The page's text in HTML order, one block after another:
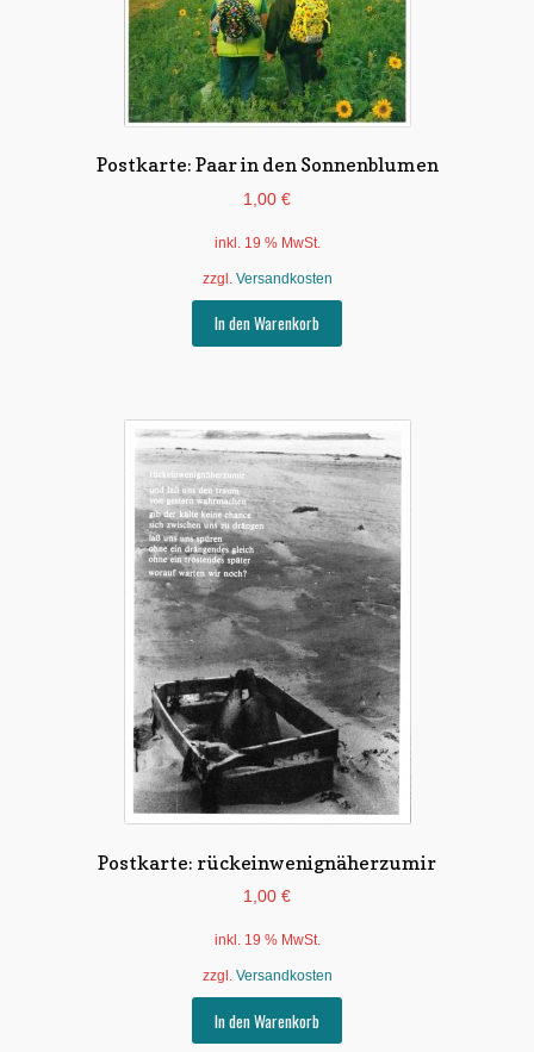
Postkarte: Paar in den Sonnenblumen
1,00 €
inkl. 19 % MwSt.
zzgl. Versandkosten
In den Warenkorb
Postkarte: rückeinwenignäherzumir
1,00 €
inkl. 19 % MwSt.
zzgl. Versandkosten
In den Warenkorb